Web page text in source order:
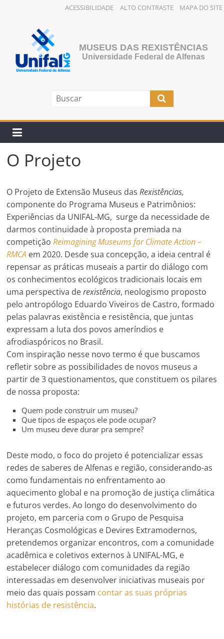
ACESSIBILIDADE ALTO CONTRASTE MAPA DO SITE
conteúdo
MUSEUS DAS REXISTÊNCIAS
Universidade Federal de Alfenas
O Projeto
O Projeto de Extensão Museus dasRexistências,
componente do Programa Museus e Patrimônios:
Experiências da UNIFAL-MG, surge da necessidade de
darmos continuidade à proposta premiada na
competição Reimagining Museums for Climate Action –
RMCA em 2020. Desde sua concepção, a ideia central é
repensar as práticas museais a partir do diálogo com
os conhecimentos ecológicos tradicionais locais em
uma perspectiva derexistência, neologismo proposto
pelo antropólogo Eduardo Viveiros de Castro, formado
pelas palavras existência e resistência, que juntas
expressam a luta dos povos ameríndios e
afrodiaspóricos no Brasil.
Com inspiração nesse novo termo é que buscamos
refletir sobre as possibilidades de novos museus a
partir de 3 questionamentos, que constituem os pilares
de nossa proposta:
Quem pode construir um museu?
Que tipos de espaços ele pode ocupar?
Um museu deve durar pra sempre?
Deste modo, o foco do projeto é potencializar essas
redes de saberes de Alfenas e região, considerando-as
como fundamentais no enfrentamento ao
aquecimento global e na promoção de justiça climática
e futuros verdes. Ao longo do desenvolvimento do
projeto, em parceria com o Grupo de Pesquisa
Heranças Cosmológicas e Devires Extramodernos,
pretendemos organizar encontros, com a comunidade
acadêmica e coletivos externos à UNIFAL-MG, e
estabelecer diálogo com comunidades da região
interessadas em desenvolver iniciativas museais por
meio das quais possam contar as suas próprias
histórias de resistência.